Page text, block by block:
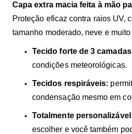
Capa extra macia feita à mão
Proteção eficaz contra raios UV,
tamanho moderado, neve e muito
Tecido forte de 3
condições meteorológicas.
Tecidos respiráveis:
condensação mesmo em
Totalmente
escolher e você também